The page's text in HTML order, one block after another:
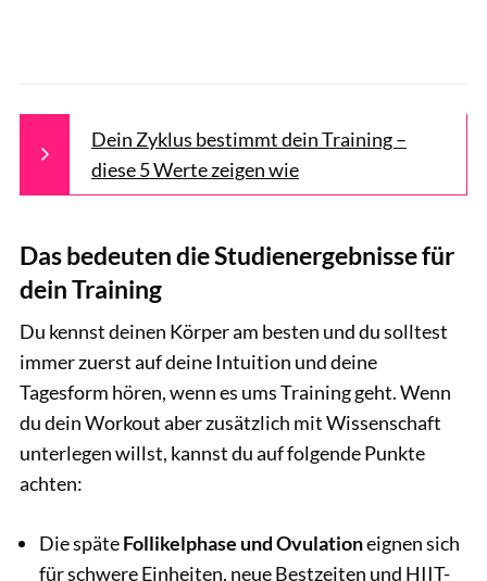
Dein Zyklus bestimmt dein Training –
diese 5 Werte zeigen wie
Das bedeuten die Studienergebnisse für
dein Training
Du kennst deinen Körper am besten und du solltest
immer zuerst auf deine Intuition und deine
Tagesform hören, wenn es ums Training geht. Wenn
du dein Workout aber zusätzlich mit Wissenschaft
unterlegen willst, kannst du auf folgende Punkte
achten:
Die späteFollikelphase und Ovulationeignen sich
für schwere Einheiten, neue Bestzeiten und HIIT-